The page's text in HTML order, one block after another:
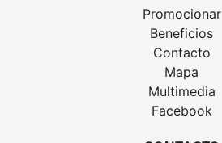
Promocionar
Beneficios
Contacto
Mapa
Multimedia
Facebook